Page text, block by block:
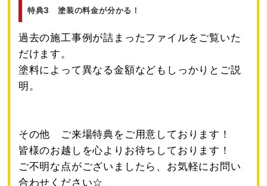
特典3 塗装の料金が分かる！
過去の施工事例が詰まったファイルをご覧いた
だけます。
塗料によって異なる金額などもしっかりとご説
明。
その他 ご来場特典をご用意しております！
皆様のお越しを心よりお待ちしております！
ご不明な点がございましたら、お気軽にお問い
合わせください☆